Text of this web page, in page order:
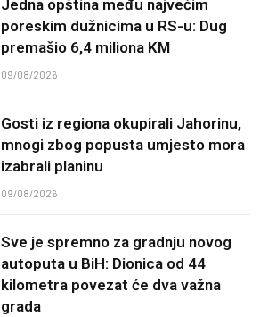
Jedna opština među najvećim
poreskim dužnicima u RS-u: Dug
premašio 6,4 miliona KM
09/08/2026
Gosti iz regiona okupirali Jahorinu,
mnogi zbog popusta umjesto mora
izabrali planinu
09/08/2026
Sve je spremno za gradnju novog
autoputa u BiH: Dionica od 44
kilometra povezat će dva važna
grada